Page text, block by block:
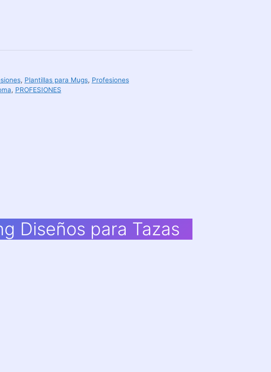
, Plantillas para Mugs, Profesiones
, PROFESIONES
Diseños para Tazas